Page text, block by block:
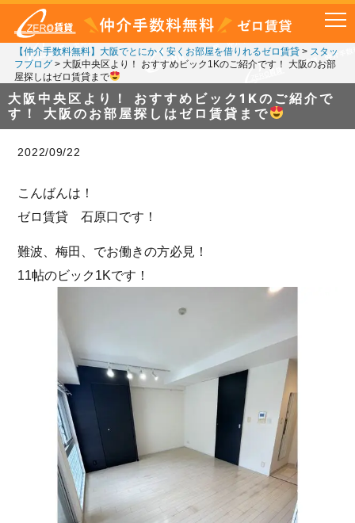
【仲介手数料無料】大阪でとにかく安くお部屋を借りれるゼロ賃貸> スタッ
フブログ> 大阪中央区より！ おすすめビック1Kのご紹介です！ 大阪のお部
屋探しはゼロ賃貸まで
大阪中央区より！ おすすめビック1Kのご紹介で
す！ 大阪のお部屋探しはゼロ賃貸まで
2022/09/22
こんばんは！
ゼロ賃貸 石原口です！
難波、梅田、でお働きの方必見！
11帖のビック1Kです！